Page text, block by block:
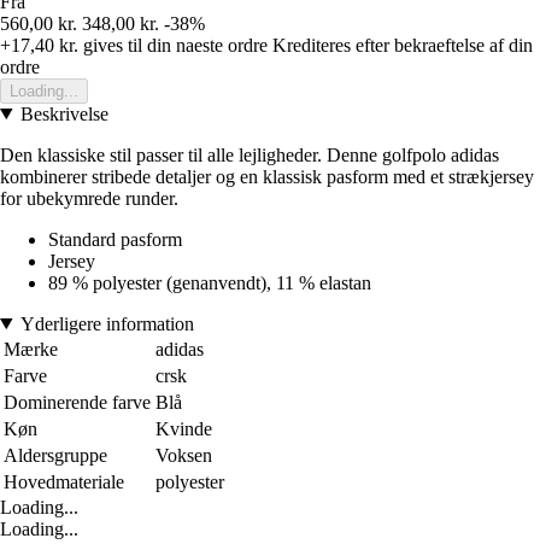
560,00 kr. 348,00 kr. -38%
+17,40 kr. gives til din naeste ordre Krediteres efter bekraeftelse af din
ordre
Loading...
Beskrivelse
Den klassiske stil passer til alle lejligheder. Denne golfpolo adidas
kombinerer stribede detaljer og en klassisk pasform med et strækjersey
for ubekymrede runder.
Standard pasform
Jersey
89 % polyester (genanvendt), 11 % elastan
Yderligere information
Mærke
adidas
Farve
crsk
Dominerende farve Blå
Køn
Kvinde
Aldersgruppe
Voksen
Hovedmateriale
polyester
Loading...
Loading...